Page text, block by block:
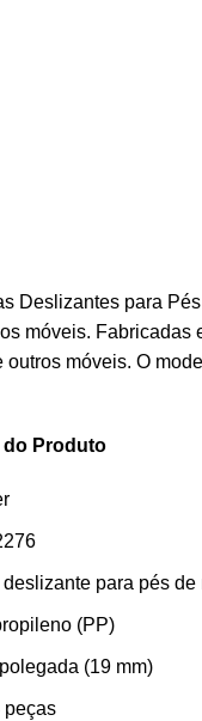
Deslizantes para
móveis.
outros móveis. O
do Produto
para pés de
(PP)
(19 mm)
peças